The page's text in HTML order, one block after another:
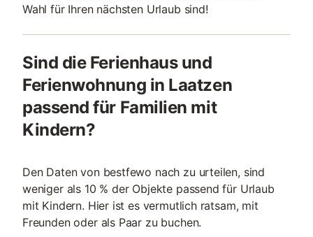
Wahl für Ihren nächsten Urlaub sind!
Sind die Ferienhaus und
Ferienwohnung in Laatzen
passend für Familien mit
Kindern?
Den Daten von bestfewo nach zu urteilen, sind
weniger als 10 % der Objekte passend für Urlaub
mit Kindern. Hier ist es vermutlich ratsam, mit
Freunden oder als Paar zu buchen.